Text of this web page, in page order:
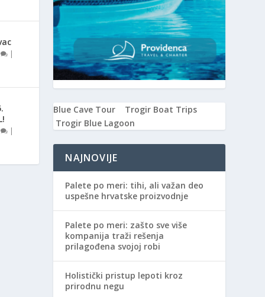
|
|
Blue Cave Tour
Trogir Boat Trips
Trogir Blue Lagoon
NAJNOVIJE
Palete po meri: tihi, ali važan deo
uspešne hrvatske proizvodnje
Palete po meri: zašto sve više
kompanija traži rešenja
prilagođena svojoj robi
Holistički pristup lepoti kroz
prirodnu negu